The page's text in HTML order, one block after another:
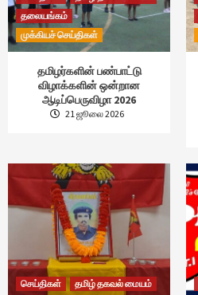
தலையங்கம்
முக்கியச் செய்திகள்
தமிழர்களின் பண்பாட்டு
விழாக்களின் ஒன்றான
ஆடிப்பெருவிழா 2026
21 ஜூலை 2026
செய்திகள்
தமிழ் தகவல் மையம்